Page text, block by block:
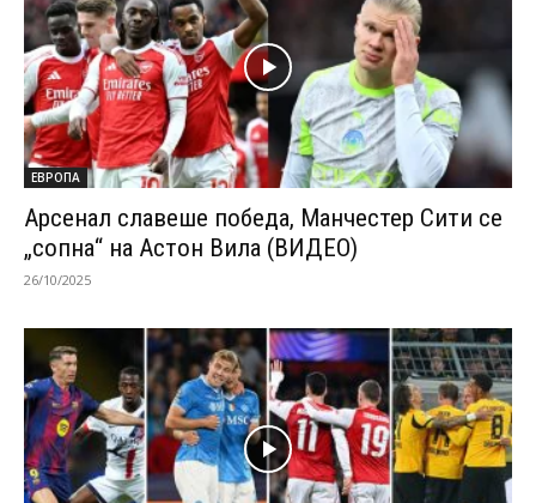
ЕВРОПА
Арсенал славеше победа, Манчестер Сити се
„сопна“ на Астон Вила (ВИДЕО)
26/10/2025